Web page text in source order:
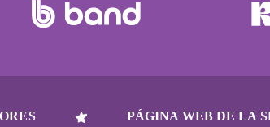
PÁGINA WEB DE LA